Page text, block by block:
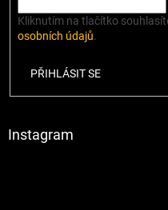
Kliknutím na tlačítko
osobních údajů.
PŘIHLÁSIT SE
Instagram